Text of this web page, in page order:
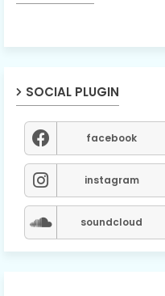
SOCIAL PLUGIN
facebook
instagram
soundcloud